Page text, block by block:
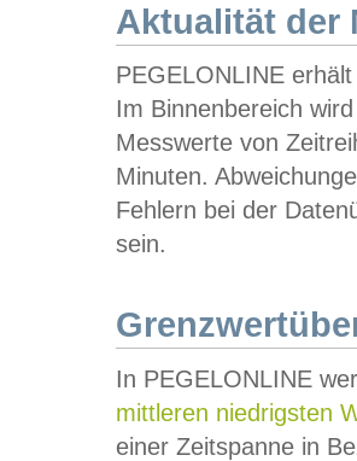
Aktualität der
PEGELONLINE
Im Binnenbereich
Messwerte von
Minuten.
Fehlern bei der
sein.
In PEGELONLINE
mittleren niedrigsten
einer Zeitspanne in